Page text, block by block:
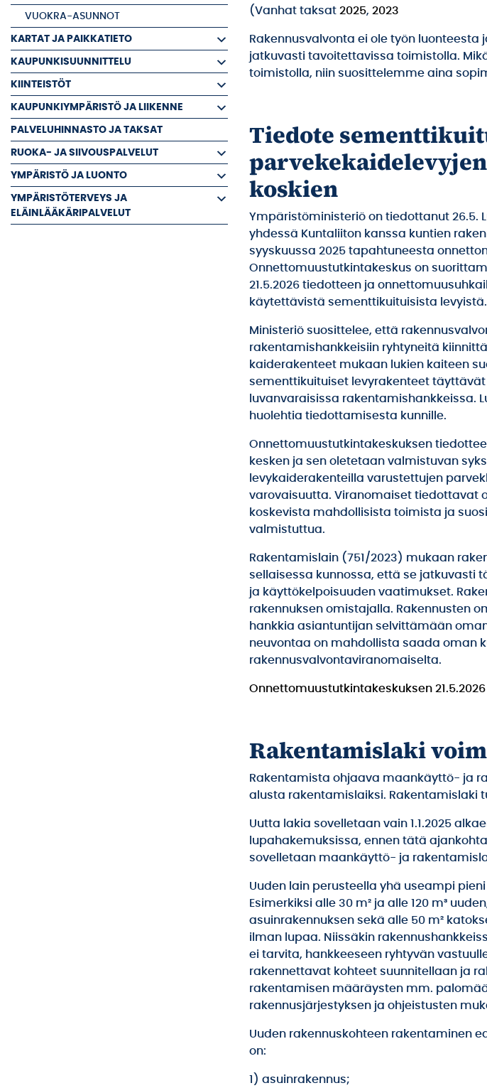
VUOKRA-ASUNNOT
KARTAT JA PAIKKATIETO
KAUPUNKISUUNNITTELU
KIINTEISTÖT
KAUPUNKIYMPÄRISTÖ JA LIIKENNE
PALVELUHINNASTO JA TAKSAT
RUOKA- JA SIIVOUSPALVELUT
YMPÄRISTÖ JA LUONTO
YMPÄRISTÖTERVEYS JA
ELÄINLÄÄKÄRIPALVELUT
(Vanhat taksat 2025, 2023
Rakennusvalvonta ei ole työn
jatkuvasti tavoitettavissa toimistolla.
toimistolla, niin suosittelemme aina
Tiedote
koskien
Ympäristöministeriö on tiedottanut 26.5.
yhdessä Kuntaliiton kanssa kuntien
syyskuussa 2025 tapahtuneesta
Onnettomuustutkintakeskus on
21.5.2026 tiedotteen ja
käytettävistä sementtikuituisista levyistä.
Ministeriö suosittelee, että
rakentamishankkeisiin ryhtyneitä
kaiderakenteet mukaan lukien kaiteen
sementtikuituiset levyrakenteet
luvanvaraisissa rakentamishankkeissa.
huolehtia tiedottamisesta kunnille.
Onnettomuustutkintakeskuksen
kesken ja sen oletetaan valmistuvan
levykaiderakenteilla varustettujen
varovaisuutta. Viranomaiset tiedottavat
koskevista mahdollisista toimista ja
valmistuttua.
Rakentamislain (751/2023) mukaan
sellaisessa kunnossa, että se jatkuvasti
ja käyttökelpoisuuden vaatimukset.
rakennuksen omistajalla. Rakennusten
hankkia asiantuntijan selvittämään
neuvontaa on mahdollista saada oman
rakennusvalvontaviranomaiselta.
Onnettomuustutkintakeskuksen
Rakentamislaki
Rakentamista ohjaava maankäyttö- ja
alusta rakentamislaiksi. Rakentamislaki
Uutta lakia sovelletaan vain 1.1.2025
lupahakemuksissa, ennen tätä
sovelletaan maankäyttö- ja
Uuden lain perusteella yhä useampi
Esimerkiksi alle 30 m² ja alle 120 m³
asuinrakennuksen sekä alle 50 m²
ilman lupaa. Niissäkin
ei tarvita, hankkeeseen ryhtyvän
rakennettavat kohteet suunnitellaan ja
rakentamisen määräysten mm.
rakennusjärjestyksen ja ohjeistusten
Uuden rakennuskohteen rakentaminen
on:
1) asuinrakennus;